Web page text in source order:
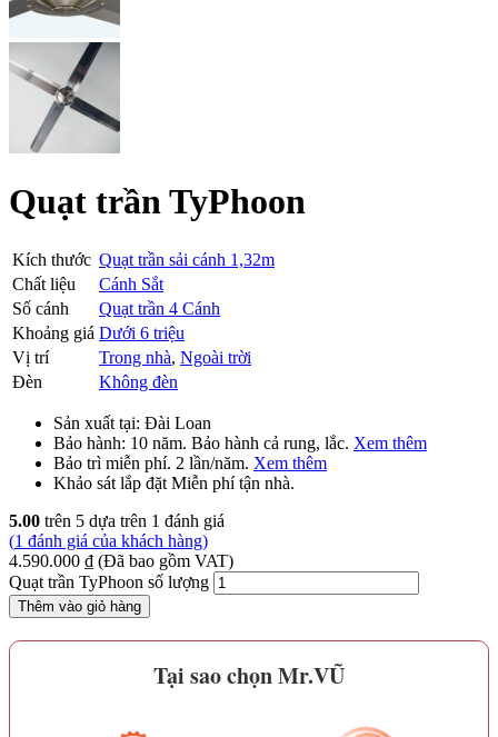
Quạt trần TyPhoon
Kích thước Quạt trần sải cánh 1,32m
Chất liệu
Cánh Sắt
Số cánh
Quạt trần 4 Cánh
Khoảng giá Dưới 6 triệu
Vị trí
Trong nhà, Ngoài trời
Đèn
Không đèn
Sản xuất tại: Đài Loan
Bảo hành: 10 năm. Bảo hành cả rung, lắc. Xem thêm
Bảo trì miễn phí. 2 lần/năm. Xem thêm
Khảo sát lắp đặt Miễn phítận nhà.
5.00 trên 5 dựa trên 1 đánh giá
(1 đánh giá của khách hàng)
4.590.000 ₫ (Đã bao gồm VAT)
Quạt trần TyPhoon số lượng
Thêm vào giỏ hàng
Tại sao chọn Mr.VŨ